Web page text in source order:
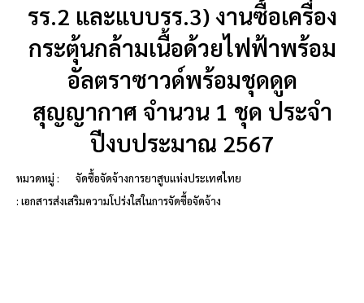
รร.2 และแบบรร.3) งานซื้อเครื่อง
กระตุ้นกล้ามเนื้อด้วยไฟฟ้าพร้อม
อัลตราซาวด์พร้อมชุดดูด
สุญญากาศ จำนวน 1 ชุด ประจำ
ปีงบประมาณ 2567
หมวดหมู่ :
จัดซื้อจัดจ้างการยาสูบแห่งประเทศไทย
: เอกสารส่งเสริมความโปร่งใสในการจัดซื้อจัดจ้าง